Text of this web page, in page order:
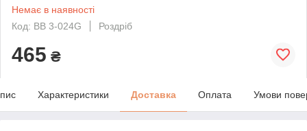
Немає в наявності
Код: BB 3-024G
Роздріб
465 ₴
Характеристики Доставка Оплата Умови